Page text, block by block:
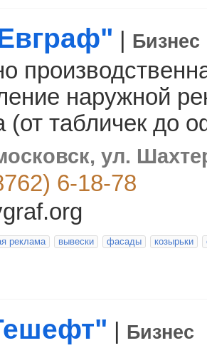
Бизнес
наружной
(от табличек до
ул.
6-18-78
реклама вывески фасады козырьки
Бизнес